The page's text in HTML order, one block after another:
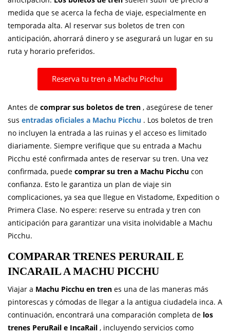
medida que se acerca la fecha de viaje, especialmente en
temporada alta. Al reservar sus boletos de tren con
anticipación, ahorrará dinero y se asegurará un lugar en su
ruta y horario preferidos.
Reserva tu tren a Machu Picchu
Antes de comprar sus boletos de tren , asegúrese de tener
sus entradas oficiales a Machu Picchu . Los boletos de tren
no incluyen la entrada a las ruinas y el acceso es limitado
diariamente. Siempre verifique que su entrada a Machu
Picchu esté confirmada antes de reservar su tren. Una vez
confirmada, puede comprar su tren a Machu Picchu con
confianza. Esto le garantiza un plan de viaje sin
complicaciones, ya sea que llegue en Vistadome, Expedition o
Primera Clase. No espere: reserve su entrada y tren con
anticipación para garantizar una visita inolvidable a Machu
Picchu.
COMPARAR TRENES PERURAIL E
INCARAIL A MACHU PICCHU
Viajar a Machu Picchu en tren es una de las maneras más
pintorescas y cómodas de llegar a la antigua ciudadela inca. A
continuación, encontrará una comparación completa de los
trenes PeruRail e IncaRail , incluyendo servicios como